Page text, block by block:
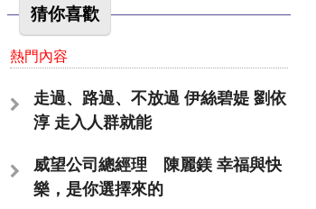
猜你喜歡
熱門內容
走過、路過、不放過 伊絲碧媞 劉依
淳 走入人群就能
威望公司總經理 陳麗鎂 幸福與快
樂，是你選擇來的